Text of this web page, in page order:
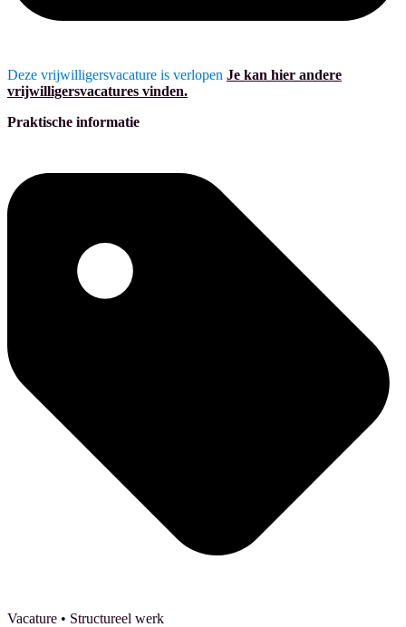
Deze vrijwilligersvacature is verlopen Je kan hier andere
vrijwilligersvacatures vinden.
Praktische informatie
Vacature • Structureel werk